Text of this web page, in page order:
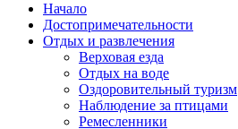
Начало
Достопримечательности
Отдых и развлечения
Верховая езда
Отдых на воде
Оздоровительный туризм
Наблюдение за птицами
Ремесленники